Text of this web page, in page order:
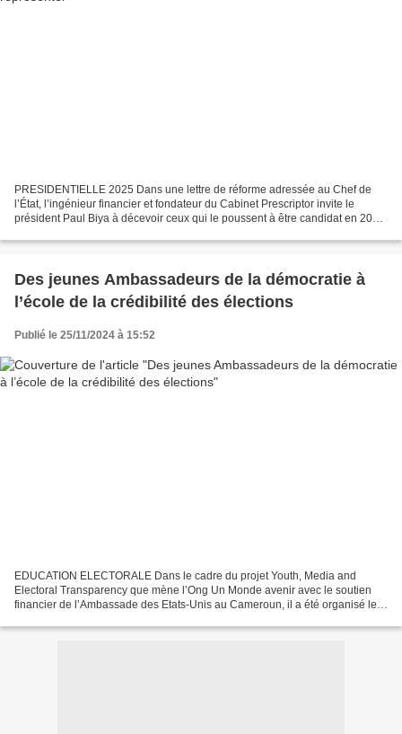
PRESIDENTIELLE 2025 Dans une lettre de réforme adressée au Chef de
l’État, l’ingénieur financier et fondateur du Cabinet Prescriptor invite le
président Paul Biya à décevoir ceux qui le poussent à être candidat en 2025.
Des jeunes Ambassadeurs de la démocratie à
l’école de la crédibilité des élections
Publié le 25/11/2024 à 15:52
EDUCATION ELECTORALE Dans le cadre du projet Youth, Media and
Electoral Transparency que mène l’Ong Un Monde avenir avec le soutien
financier de l’Ambassade des Etats-Unis au Cameroun, il a été organisé le